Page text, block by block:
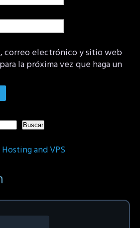
correo electrónico y sitio web
la próxima vez que haga un
Buscar